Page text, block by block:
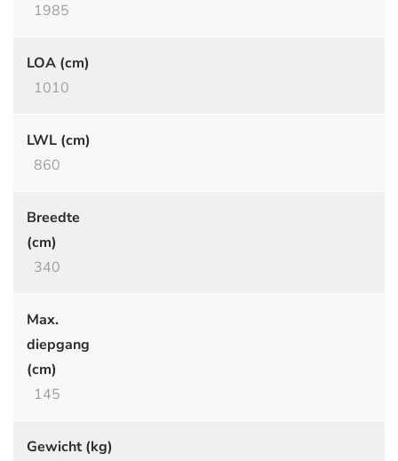
1985
LOA (cm)
1010
LWL (cm)
860
Breedte
(cm)
340
Max.
diepgang
(cm)
145
Gewicht (kg)